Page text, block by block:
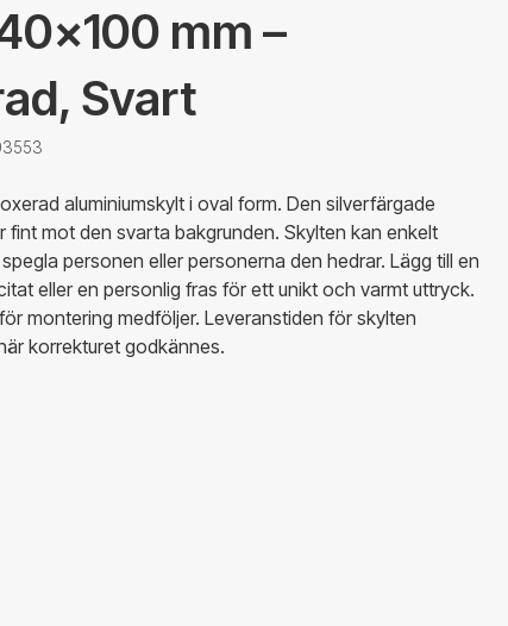
mm –
Svart
aluminiumskylt i oval form. Den silverfärgade
fint mot den svarta bakgrunden. Skylten kan enkelt
personen eller personerna den hedrar. Lägg till en
eller en personlig fras för ett unikt och varmt uttryck.
montering medföljer. Leveranstiden för skylten
korrekturet godkännes.